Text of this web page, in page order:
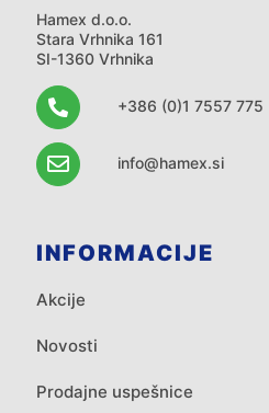
Hamex d.o.o.
Stara Vrhnika 161
SI-1360 Vrhnika
+386 (0)1 7557 775
info@hamex.si
INFORMACIJE
Akcije
Novosti
Prodajne uspešnice